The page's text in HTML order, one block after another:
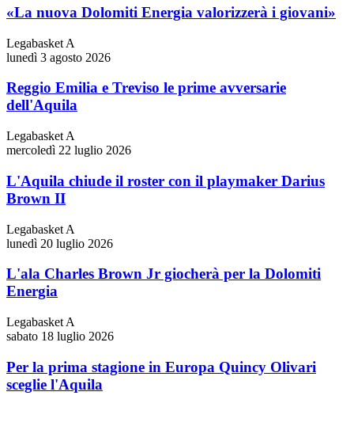
«La nuova Dolomiti Energia valorizzerà i giovani»
Legabasket A
lunedì 3 agosto 2026
Reggio Emilia e Treviso le prime avversarie
dell'Aquila
Legabasket A
mercoledì 22 luglio 2026
L'Aquila chiude il roster con il playmaker Darius
Brown II
Legabasket A
lunedì 20 luglio 2026
L'ala Charles Brown Jr giocherà per la Dolomiti
Energia
Legabasket A
sabato 18 luglio 2026
Per la prima stagione in Europa Quincy Olivari
sceglie l'Aquila